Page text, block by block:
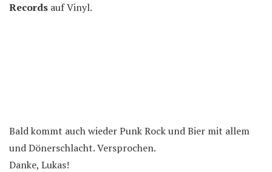
Records auf Vinyl.
Bald kommt auch wieder Punk Rock und Bier mit allem
und Dönerschlacht. Versprochen.
Danke, Lukas!